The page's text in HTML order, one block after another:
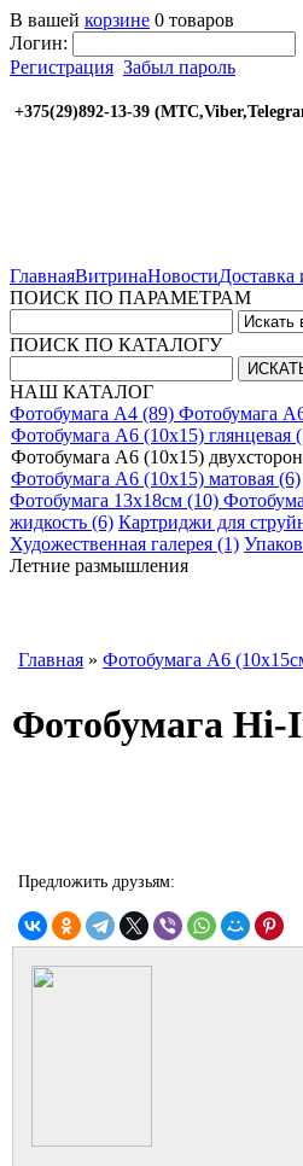
В вашей корзине 0 товаров
Логин:
Регистрация Забыл пароль
+375(29)892-13-39
ГлавнаяВитринаНовостиДоставка
ПОИСК ПО ПАРАМЕТРАМ
ПОИСК ПО КАТАЛОГУ
НАШ КАТАЛОГ
Фотобумага A4 (89) Фотобумага
Фотобумага A6 (10х15) глянцевая
Фотобумага A6 (10х15)
Фотобумага A6 (10х15) матовая (6)
Фотобумага 13х18см (10)
жидкость (6) Картриджи для
Художественная галерея (1)
Летние размышления
Главная » Фотобумага A6
Фотобумага Hi-
Предложить друзьям: